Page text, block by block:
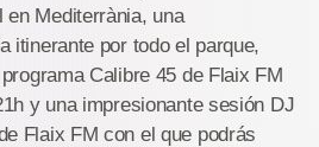
Mediterrània, una
itinerante por todo el parque,
Calibre 45 de Flaix FM
y una impresionante sesión DJ
Flaix FM con el que podrás